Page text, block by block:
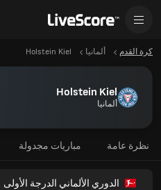
كرة القدم ألمانيا Holstein Kiel
Holstein Kiel
ألمانيا
نظرة عامة مباريات مجدولة
الدوري الألماني الدرجة الأولى